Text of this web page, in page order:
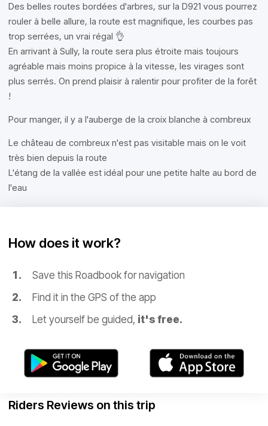
Des belles routes bordées d'arbres, sur la D921 vous pourrez
rouler à belle allure, la route est magnifique, les courbes pas
trop serrées, un vrai régal 👌
En arrivant à Sully, la route sera plus étroite mais toujours
agréable mais moins propice à la vitesse, les virages sont
plus serrés. On prend plaisir à ralentir pour profiter de la forêt
!
Pour manger, il y a l'auberge de la croix blanche à combreux
Le château de combreux n'est pas visitable mais on le voit
très bien depuis la route
L'étang de la vallée est idéal pour une petite halte au bord de
l'eau
How does it work?
Save this Roadbook for navigation
Find it in the GPS of the app
Let yourself be guided, it's free.
Riders Reviews on this trip